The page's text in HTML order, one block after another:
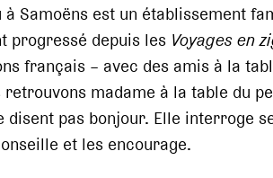
à Samoëns est un établissement
progressé depuis les Voyages en
français – avec des amis à la
retrouvons madame à la table du
disent pas bonjour. Elle interroge
et les encourage.